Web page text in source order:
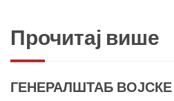
Прочитај више
ГЕНЕРАЛШТАБ